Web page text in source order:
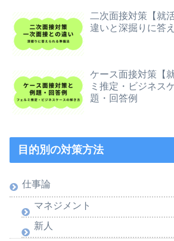
二次面接対策【就
違いと深掘りに答
ケース面接対策【
ミ推定・ビジネス
題・回答例
目的別の対策方法
仕事論
マネジメント
新人